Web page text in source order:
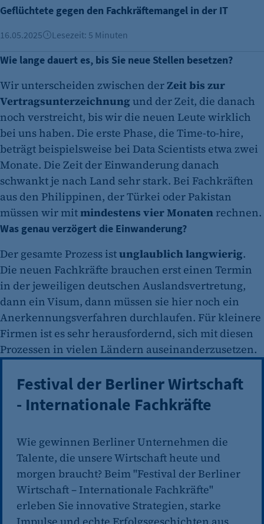
Geflüchtete gegen den Fachkräftemangel in der IT
16.05.2025 Lesezeit: 5 Minuten
Wie lange dauert es, bis Sie neue Stellen besetzen?
Wir unterscheiden zwischen derZeit bis zur
Vertragsunterzeichnung und der Zeit, die danach
noch verstreicht, bis wir die neuen Leute wirklich
bei uns haben. Die erste Phase, die Time-to-hire,
beträgt beispielsweise bei Data Scientists etwa zwei
Monate. Die Zeit der Einwanderung danach
schwankt je nach Land sehr stark. Bei Fachkräften
aus den Philippinen, der Türkei oder Pakistan
müssen wir mitmindestens vier Monaten rechnen.
Was genau verzögert die Einwanderung?
Der gesamte Prozess istunglaublich langwierig.
Die neuen Fachkräfte brauchen erst einen Termin
in der jeweiligen deutschen Auslandsvertretung,
dann ein Visum, dann müssen sie hier noch ein
Anerkennungsverfahren durchlaufen. Für kleinere
Firmen ist es sehr herausfordernd, sich mit diesen
Prozessen in vielen Ländern auseinanderzusetzen.
Festival der Berliner Wirtschaft
- Internationale Fachkräfte
Wie gewinnen Berliner Unternehmen die
Talente, die unsere Wirtschaft heute und
morgen braucht? Beim "Festival der Berliner
Wirtschaft – Internationale Fachkräfte"
erleben Sie innovative Strategien, starke